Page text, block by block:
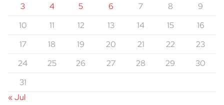
3
4 5 6 7 8
9
10
11 12 13 14 15
16
17
18 19 20 21 22
23
24
25 26 27 28 29
30
31
« Jul